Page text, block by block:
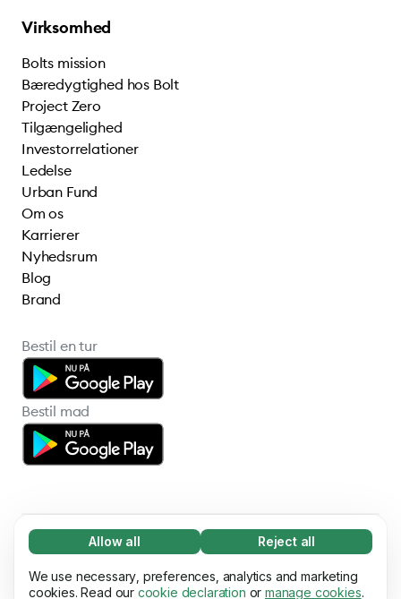
Necessary (65)
Necessary cookies help make our website
usable by enabling basic functions, e.g. page
Learn more
Allow all Reject all
We use necessary, preferences, analytics and marketing
cookies. Read our cookie declaration or manage cookies.
Virksomhed
Bolts mission
Bæredygtighed hos Bolt
Project Zero
Tilgængelighed
Investorrelationer
Ledelse
Urban Fund
Om os
Karrierer
Nyhedsrum
Blog
Brand
Bestil en tur
Bestil mad
© 2026 Bolt Technology OÜ